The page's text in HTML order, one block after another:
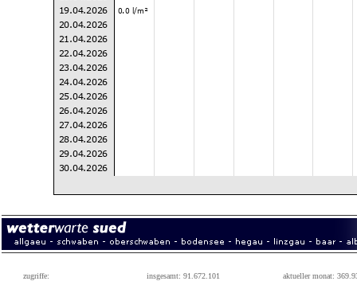
zugriffe: insgesamt: 91.672.101 aktueller monat: